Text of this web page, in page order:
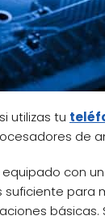
utilizas tu
de
equipado con
suficiente